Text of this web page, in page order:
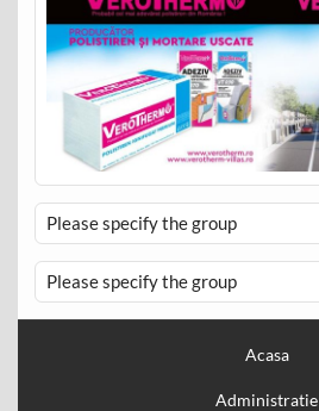
Please specify the group
Please specify the group
Acasa
Administratie